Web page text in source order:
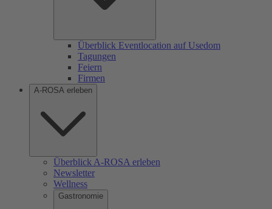
Überblick Eventlocation auf Usedom
Tagungen
Feiern
Firmen
A-ROSA erleben
Überblick A-ROSA erleben
Newsletter
Wellness
Gastronomie